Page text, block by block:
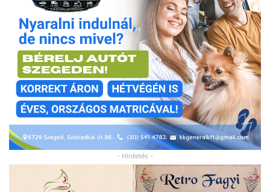
- Hirdetés -